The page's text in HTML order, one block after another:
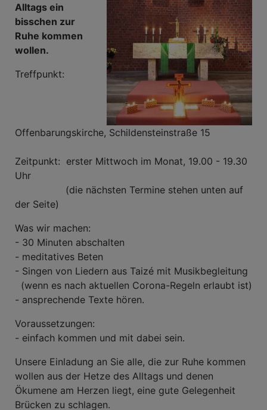
Alltags ein
bisschen zur
Ruhe kommen
wollen.
Treffpunkt:
Offenbarungskirche, Schildensteinstraße 15
Zeitpunkt: erster Mittwoch im Monat, 19.00 - 19.30
Uhr
(die nächsten Termine stehen unten auf
der Seite)
Was wir machen:
- 30 Minuten abschalten
- meditatives Beten
- Singen von Liedern aus Taizé mit Musikbegleitung
(wenn es nach aktuellen Corona-Regeln erlaubt ist)
- ansprechende Texte hören.
Voraussetzungen:
- einfach kommen und mit dabei sein.
Unsere Einladung an Sie alle, die zur Ruhe kommen
wollen aus der Hetze des Alltags und denen
Ökumene am Herzen liegt, eine gute Gelegenheit
Brücken zu schlagen.